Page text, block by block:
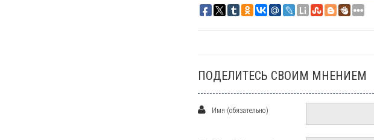
ПОДЕЛИТЕСЬ СВОИМ МНЕНИЕМ
Имя (обязательно)